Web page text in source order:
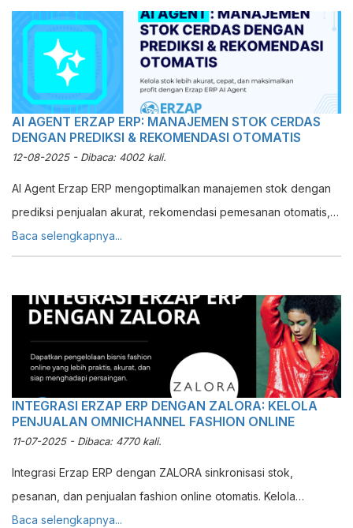
AI AGENT ERZAP ERP: MANAJEMEN STOK CERDAS
DENGAN PREDIKSI & REKOMENDASI OTOMATIS
12-08-2025 - Dibaca: 4002 kali.
AI Agent Erzap ERP mengoptimalkan manajemen stok dengan
prediksi penjualan akurat, rekomendasi pemesanan otomatis,
dan analisis stok minimum untuk efisiensi inventaris retail.
Baca selengkapnya...
INTEGRASI ERZAP ERP DENGAN ZALORA: KELOLA
PENJUALAN OMNICHANNEL FASHION ONLINE
11-07-2025 - Dibaca: 4770 kali.
Integrasi Erzap ERP dengan ZALORA sinkronisasi stok,
pesanan, dan penjualan fashion online otomatis. Kelola
omnichannel zalora lebih efisien dalam satu sistem.
Baca selengkapnya...